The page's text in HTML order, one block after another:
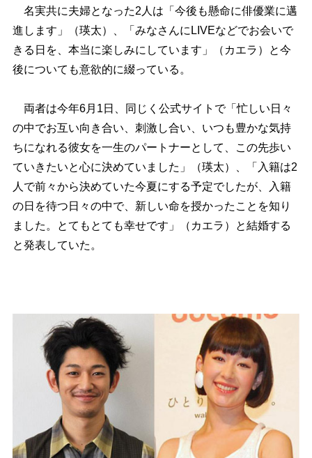
名実共に夫婦となった2人は「今後も懸命に俳優業に邁
進します」（瑛太）、「みなさんにLIVEなどでお会いで
きる日を、本当に楽しみにしています」（カエラ）と今
後についても意欲的に綴っている。
両者は今年6月1日、同じく公式サイトで「忙しい日々
の中でお互い向き合い、刺激し合い、いつも豊かな気持
ちになれる彼女を一生のパートナーとして、この先歩い
ていきたいと心に決めていました」（瑛太）、「入籍は2
人で前々から決めていた今夏にする予定でしたが、入籍
の日を待つ日々の中で、新しい命を授かったことを知り
ました。とてもとても幸せです」（カエラ）と結婚する
と発表していた。